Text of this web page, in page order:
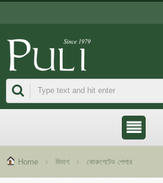
Home বিভাগ কোরুগেটেড পেপার